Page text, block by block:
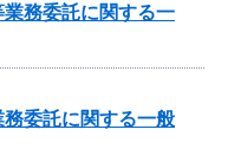
務委託に関する一
委託に関する一般